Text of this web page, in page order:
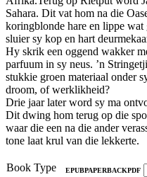
Sahara. Dit vat hom na die
koringblonde hare en lippe wat
sluier sy kop en hart
Hy skrik een oggend wakker
parfuum in sy neus. ’n
stukkie groen materiaal onder
droom, of werklikheid?
Drie jaar later word sy ma
Dit dwing hom terug op die
waar die een na die ander
tone laat krul van die lekkerte.
Book Type EPUBPAPERBACKPDF